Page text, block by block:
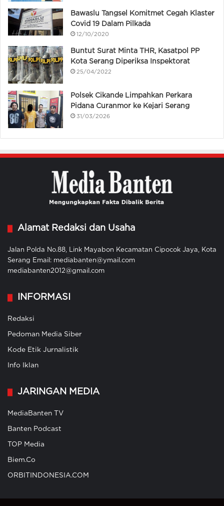
Bawaslu Tangsel Komitmet Cegah Klaster
Covid 19 Dalam Pilkada
12/10/2020
Buntut Surat Minta THR, Kasatpol PP
Kota Serang Diperiksa Inspektorat
25/04/2022
Polsek Cikande Limpahkan Perkara
Pidana Curanmor ke Kejari Serang
31/03/2026
Alamat Redaksi dan Usaha
Jalan Polda No.88, Link Mayabon Kecamatan Cipocok Jaya, Kota
Serang Email: mediabanten@ymail.com
mediabanten2012@gmail.com
INFORMASI
Redaksi
Pedoman Media Siber
Kode Etik Jurnalistik
Info Iklan
JARINGAN MEDIA
MediaBanten TV
Banten Podcast
TOP Media
Biem.Co
ORBITINDONESIA.COM